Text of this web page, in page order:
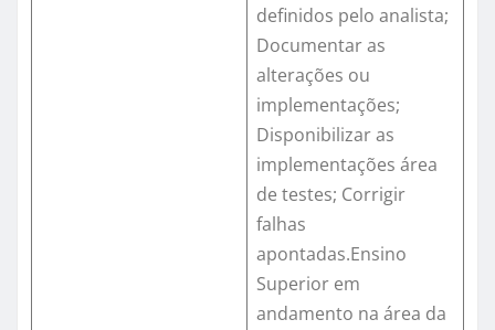
definidos pelo analista;
Documentar as
alterações ou
implementações;
Disponibilizar as
implementações área
de testes; Corrigir
falhas
apontadas.Ensino
Superior em
andamento na área da